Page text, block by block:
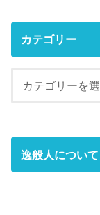
カテゴリー
逸般人について